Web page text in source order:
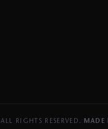
ALL RIGHTS RESERVED. MADE